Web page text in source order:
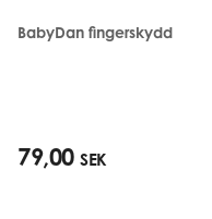
BabyDan fingerskydd
79,00 SEK